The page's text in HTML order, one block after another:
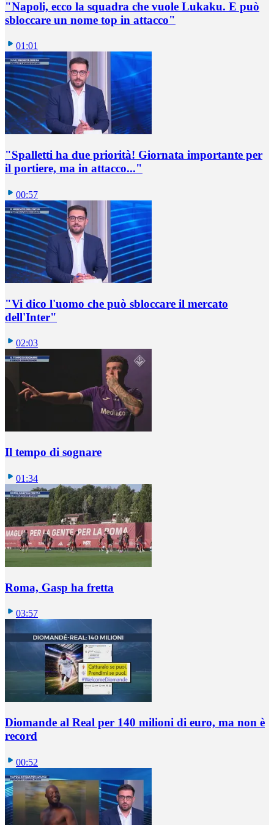
"Napoli, ecco la squadra che vuole Lukaku. E può
sbloccare un nome top in attacco"
01:01
"Spalletti ha due priorità! Giornata importante per
il portiere, ma in attacco..."
00:57
"Vi dico l'uomo che può sbloccare il mercato
dell'Inter"
02:03
Il tempo di sognare
01:34
Roma, Gasp ha fretta
03:57
Diomande al Real per 140 milioni di euro, ma non è
record
00:52